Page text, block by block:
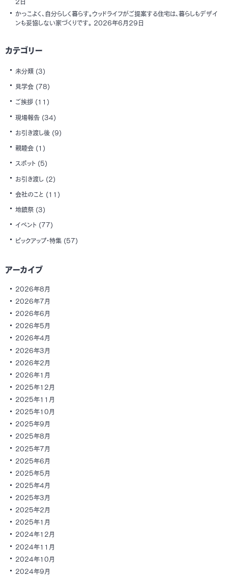
かっこよく、自分らしく暮らす。ウッドライフがご提案する住宅は、暮らしもデザイ
ンも妥協しない家づくりです。 2026年6月29日
カテゴリー
未分類 (3)
見学会 (78)
ご挨拶 (11)
現場報告 (34)
お引き渡し後 (9)
親睦会 (1)
スポット (5)
お引き渡し (2)
会社のこと (11)
地鎮祭 (3)
イベント (77)
ピックアップ・特集 (57)
アーカイブ
2026年8月
2026年7月
2026年6月
2026年5月
2026年4月
2026年3月
2026年2月
2026年1月
2025年12月
2025年11月
2025年10月
2025年9月
2025年8月
2025年7月
2025年6月
2025年5月
2025年4月
2025年3月
2025年2月
2025年1月
2024年12月
2024年11月
2024年10月
2024年9月